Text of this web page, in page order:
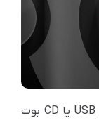
USB یا CD بوت